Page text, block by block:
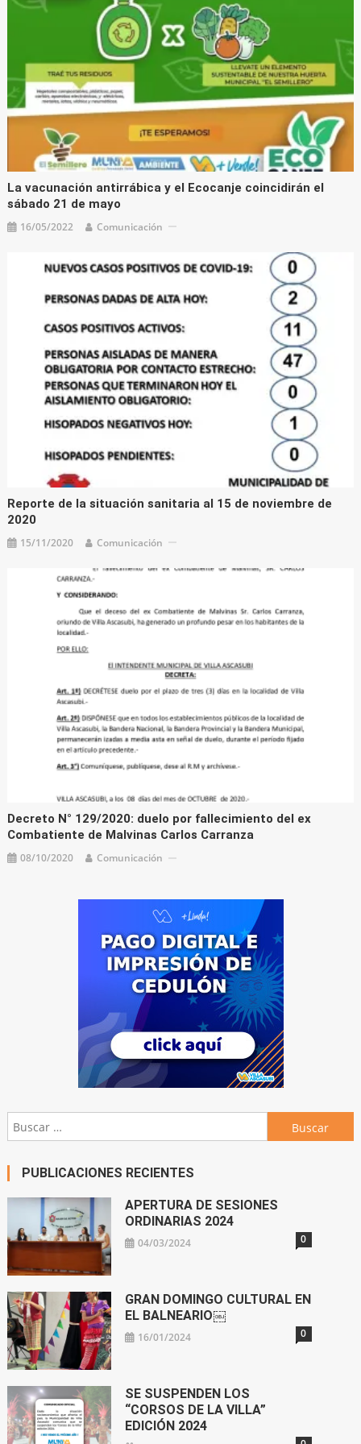
La vacunación antirrábica y el Ecocanje coincidirán el
sábado 21 de mayo
16/05/2022 Comunicación
Reporte de la situación sanitaria al 15 de noviembre de
2020
15/11/2020 Comunicación
Decreto N° 129/2020: duelo por fallecimiento del ex
Combatiente de Malvinas Carlos Carranza
08/10/2020 Comunicación
Buscar:
PUBLICACIONES RECIENTES
APERTURA DE SESIONES
ORDINARIAS 2024
04/03/2024 0
GRAN DOMINGO CULTURAL EN
EL BALNEARIO￼
16/01/2024 0
SE SUSPENDEN LOS
“CORSOS DE LA VILLA”
EDICIÓN 2024